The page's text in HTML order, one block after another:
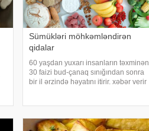
Sümükləri möhkəmləndirən
qidalar
60 yaşdan yuxarı insanların təxminən
30 faizi bud-çanaq sınığından sonra
bir il ərzində həyatını itirir. xəbər verir
zülal